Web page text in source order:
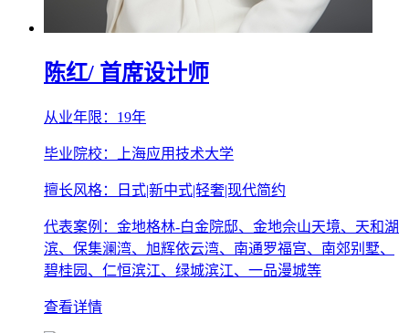
陈红/ 首席设计师
从业年限：19年
毕业院校：上海应用技术大学
擅长风格：日式|新中式|轻奢|现代简约
代表案例：金地格林-白金院邸、金地佘山天境、天和湖
滨、保集澜湾、旭辉依云湾、南通罗福宫、南郊别墅、
碧桂园、仁恒滨江、绿城滨江、一品漫城等
查看详情